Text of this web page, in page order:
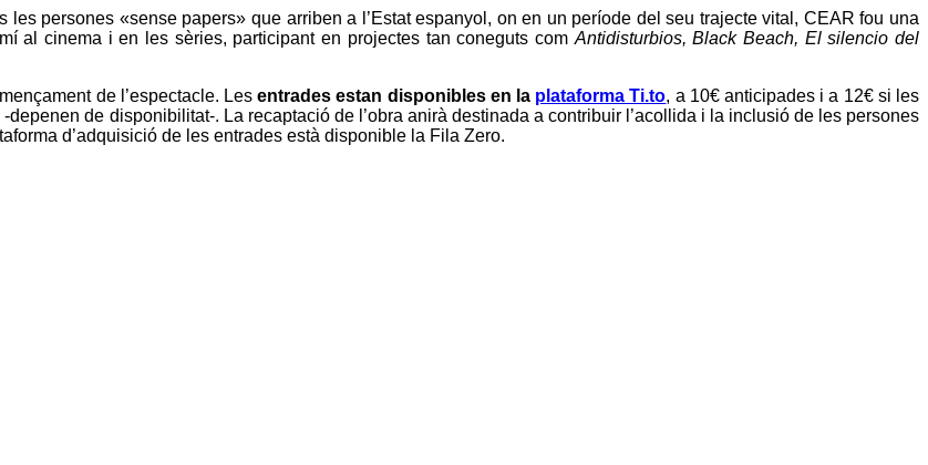
les persones «sense papers» que arriben a l’Estat espanyol, on en un període del seu trajecte vital, CEAR fou una
al cinema i en les sèries, participant en projectes tan coneguts com Antidisturbios, Black Beach, El silencio del
de l’espectacle. Lesentrades estan disponibles en la plataforma Ti.to, a 10€ anticipades i a 12€ si les
de disponibilitat-. La recaptació de l’obra anirà destinada a contribuir l’acollida i la inclusió de les persones
d’adquisició de les entrades està disponible la Fila Zero.